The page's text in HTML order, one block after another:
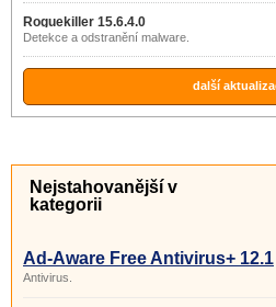
Roguekiller 15.6.4.0
Detekce a odstranění malware.
další
Nejstahovanější v
kategorii
Ad-Aware Free Antivirus+ 12.1
Antivirus.